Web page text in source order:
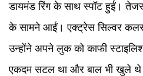
डायमंड रिंग के साथ स्पॉट हुईं।
के सामने आईं। एक्ट्रेस सिल्वर कलर
उन्होंने अपने लुक को काफी
एकदम सटल था और बाल भी खुले